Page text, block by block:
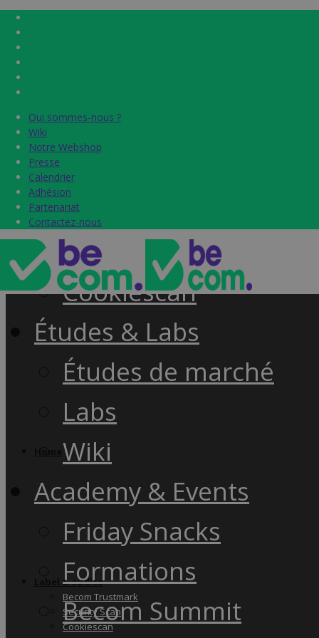
Qui sommes-nous ?
Wiki
Notre Webshop
Presse
Calendrier
Adhésion
Partenariat
Contactez-nous
Label & audits
Becom Trustmark
Security Scan
Cookiescan
Qui sommes-nous ?
Wiki
Notre Webshop
Presse
Calendrier
Adhésion
Partenariat
Contactez-nous
Home
Label & audits
Becom Trustmark
Security Scan
Cookiescan
Études & Labs
Études de marché
Labs
Wiki
Academy & Events
Friday Snacks
Formations
Becom Summit